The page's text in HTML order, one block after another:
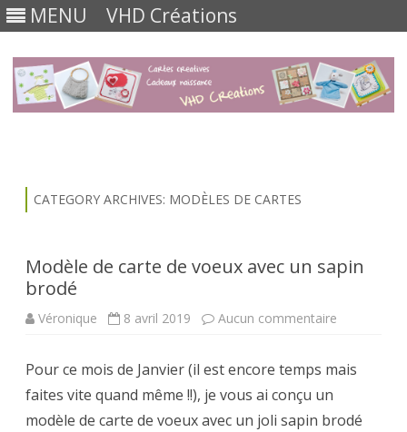
MENU VHD Créations
CATEGORY ARCHIVES: MODÈLES DE CARTES
Modèle de carte de voeux avec un sapin
brodé
Véronique 8 avril 2019 Aucun commentaire
de
sapin
Pour ce mois de Janvier (il est encore temps mais
faites vite quand même !!), je vous ai conçu un
modèle de carte de voeux avec un joli sapin brodé